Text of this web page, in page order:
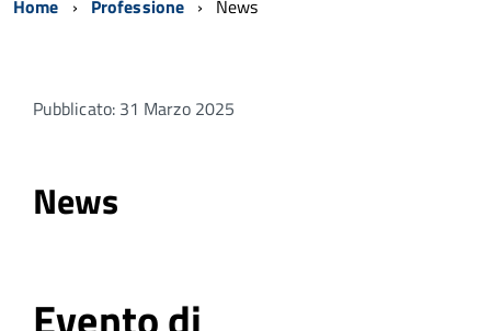
Home Professione News
Pubblicato: 31 Marzo 2025
News